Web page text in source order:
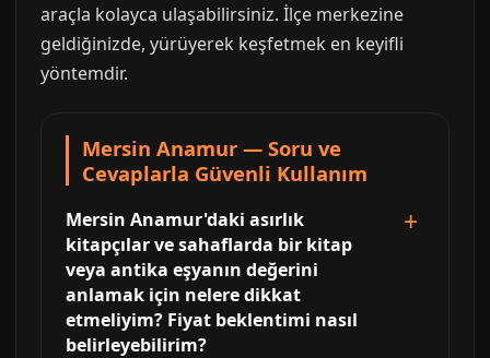
araçla kolayca ulaşabilirsiniz. İlçe merkezine
geldiğinizde, yürüyerek keşfetmek en keyifli
yöntemdir.
Mersin Anamur — Soru ve
Cevaplarla Güvenli Kullanım
Mersin Anamur'daki asırlık
kitapçılar ve sahaflarda bir kitap
veya antika eşyanın değerini
anlamak için nelere dikkat
etmeliyim? Fiyat beklentimi nasıl
belirleyebilirim?